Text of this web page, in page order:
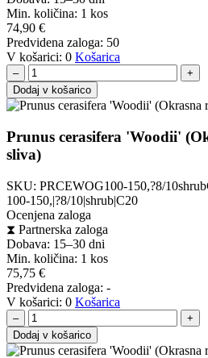
Min. količina: 1 kos
74,90 €
Predvidena zaloga: 50
V košarici: 0 Košarica
–
+
Dodaj v košarico
Prunus cerasifera 'Woodii'
sliva)
SKU: PRCEWOG100-150,?8/
100-150,|?8/10|shrub|C20
Ocenjena zaloga
⧗ Partnerska zaloga
Dobava: 15–30 dni
Min. količina: 1 kos
75,75 €
Predvidena zaloga: -
V košarici: 0 Košarica
–
+
Dodaj v košarico